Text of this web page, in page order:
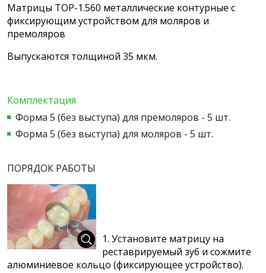
Матрицы ТОР-1.560 металлические контурные с
фиксирующим устройством для моляров и
премоляров
Выпускаются толщиной 35 мкм.
Комплектация
Форма 5 (без выступа) для премоляров - 5 шт.
Форма 5 (без выступа) для моляров - 5 шт.
ПОРЯДОК РАБОТЫ
1. Установите матрицу на
реставрируемый зуб и сожмите
алюминиевое кольцо (фиксирующее устройство).